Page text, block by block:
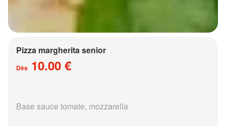
Pizza margherita senior
Dès 10.00 €
Base sauce tomate, mozzarella